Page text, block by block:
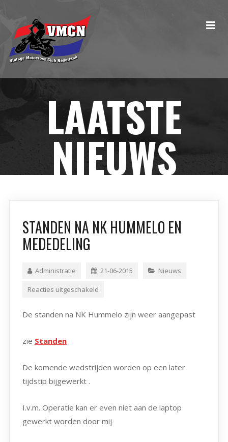
LAATSTE
NIEUWS
STANDEN NA NK HUMMELO EN
MEDEDELING
Administratie 21-06-2015 Nieuws
Reacties uitgeschakeld
De standen na NK Hummelo zijn weer aangepast
zie Standen
De komende wedstrijden worden op een later
tijdstip bijgewerkt .
I.v.m. Operatie kan er even niet aan de laptop
gewerkt worden door mij